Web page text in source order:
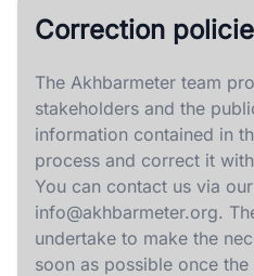
Correction
The Akhbarmeter team
stakeholders and the
information contained in
process and correct it
You can contact us via
info@akhbarmeter.org.
undertake to make the
soon as possible once